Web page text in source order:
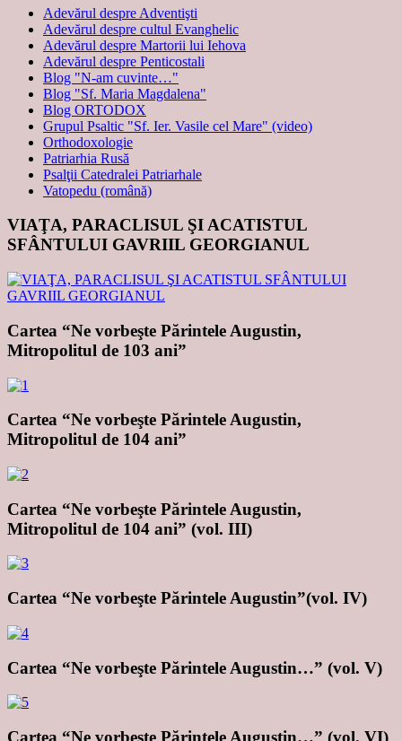
Adevărul despre Adventişti
Adevărul despre cultul Evanghelic
Adevărul despre Martorii lui Iehova
Adevărul despre Penticostali
Blog "N-am cuvinte…"
Blog "Sf. Maria Magdalena"
Blog ORTODOX
Grupul Psaltic "Sf. Ier. Vasile cel Mare" (video)
Orthodoxologie
Patriarhia Rusă
Psalţii Catedralei Patriarhale
Vatopedu (română)
VIAŢA, PARACLISUL ŞI ACATISTUL
SFÂNTULUI GAVRIIL GEORGIANUL
Cartea “Ne vorbeşte Părintele Augustin,
Mitropolitul de 103 ani”
Cartea “Ne vorbeşte Părintele Augustin,
Mitropolitul de 104 ani”
Cartea “Ne vorbeşte Părintele Augustin,
Mitropolitul de 104 ani” (vol. III)
Cartea “Ne vorbeşte Părintele Augustin”(vol. IV)
Cartea “Ne vorbeşte Părintele Augustin…” (vol. V)
Cartea “Ne vorbeşte Părintele Augustin…” (vol. VI)